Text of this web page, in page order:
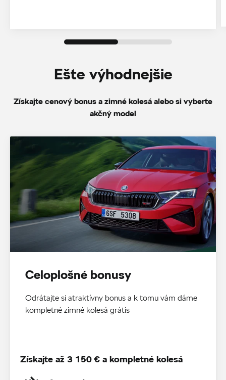
Ešte výhodnejšie
Získajte cenový bonus a zimné kolesá alebo si vyberte
akčný model
Celoplošné bonusy
Odrátajte si atraktívny bonus a k tomu vám dáme
kompletné zimné kolesá grátis
Získajte až 3 150 € a kompletné kolesá